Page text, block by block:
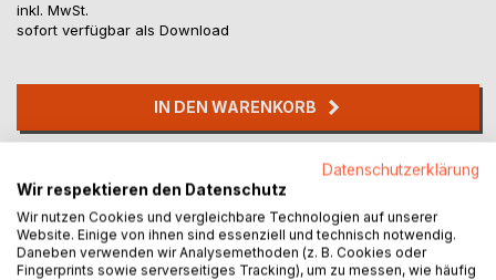
inkl. MwSt.
sofort verfügbar als Download
IN DEN WARENKORB
Titel bewerten
Datenschutzerklärung
Wir respektieren den Datenschutz
Wir nutzen Cookies und vergleichbare Technologien auf unserer
Website. Einige von ihnen sind essenziell und technisch notwendig.
Daneben verwenden wir Analysemethoden (z. B. Cookies oder
Fingerprints sowie serverseitiges Tracking), um zu messen, wie häufig